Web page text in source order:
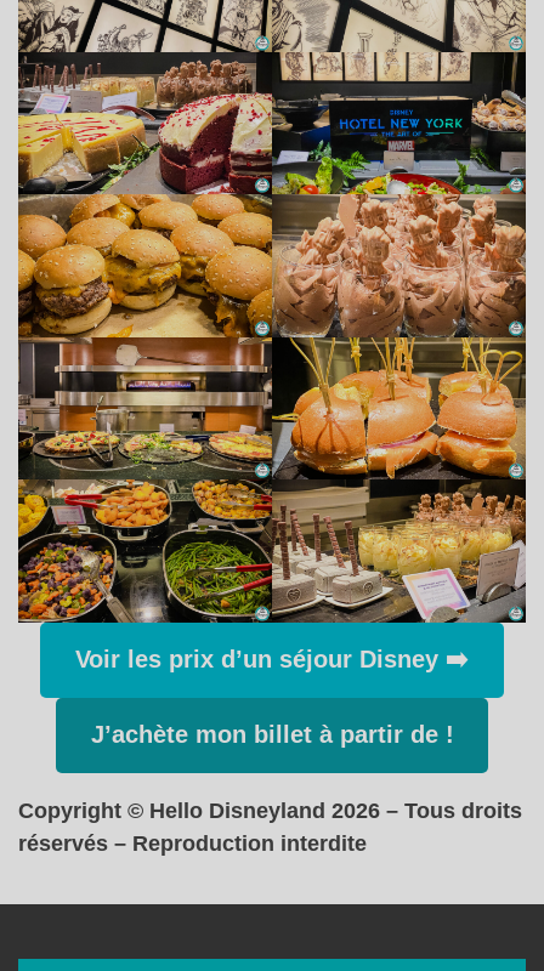
Voir les prix d’un séjour Disney ➡️
J’achète mon billet à partir de !
Copyright © Hello Disneyland 2026 – Tous droits
réservés – Reproduction interdite